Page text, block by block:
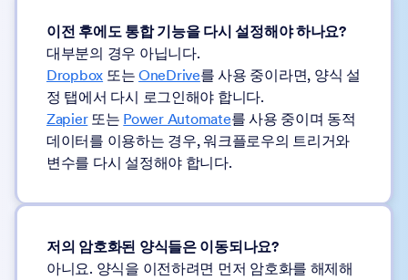
이전 후에도 통합 기능을 다시 설정해야 하나요?
대부분의 경우 아닙니다.
Dropbox 또는OneDrive를 사용 중이라면, 양식 설
정 탭에서 다시 로그인해야 합니다.
Zapier또는 Power Automate를 사용 중이며 동적
데이터를 이용하는 경우, 워크플로우의 트리거와
변수를 다시 설정해야 합니다.
저의 암호화된 양식들은 이동되나요?
아니요. 양식을 이전하려면 먼저 암호화를 해제해